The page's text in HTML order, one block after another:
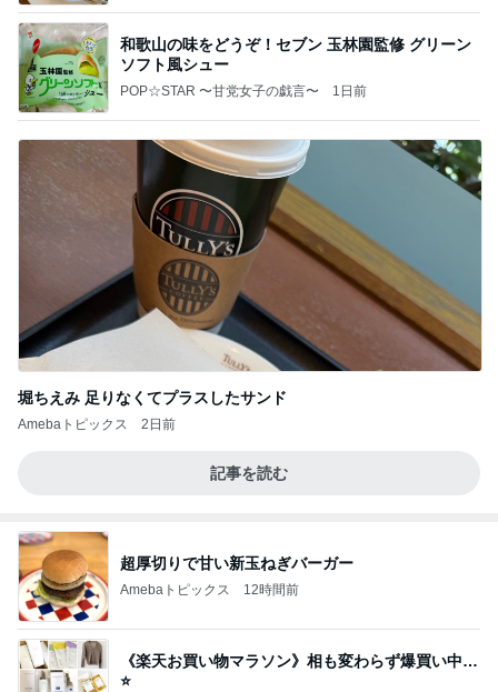
和歌山の味をどうぞ！セブン 玉林園監修 グリーン
ソフト風シュー
POP☆STAR 〜甘党女子の戯言〜 1日前
堀ちえみ 足りなくてプラスしたサンド
Amebaトピックス 2日前
記事を読む
超厚切りで甘い新玉ねぎバーガー
Amebaトピックス 12時間前
《楽天お買い物マラソン》相も変わらず爆買い中…
⭐️